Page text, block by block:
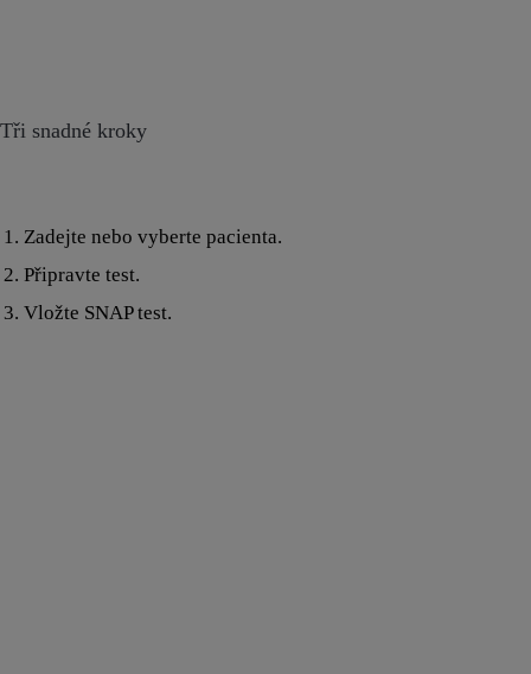
Tři snadné kroky
Zadejte nebo vyberte pacienta.
Připravte test.
Vložte SNAP test.